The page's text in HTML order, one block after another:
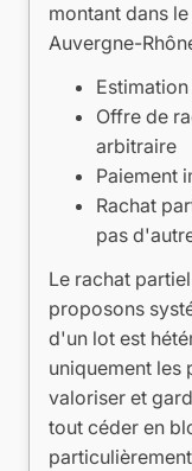
montant dans
Auvergne-
Offre de
arbitraire
Paiement
Rachat
pas
Le rachat
proposons
d'un lot est
uniquement les
valoriser et
tout céder en